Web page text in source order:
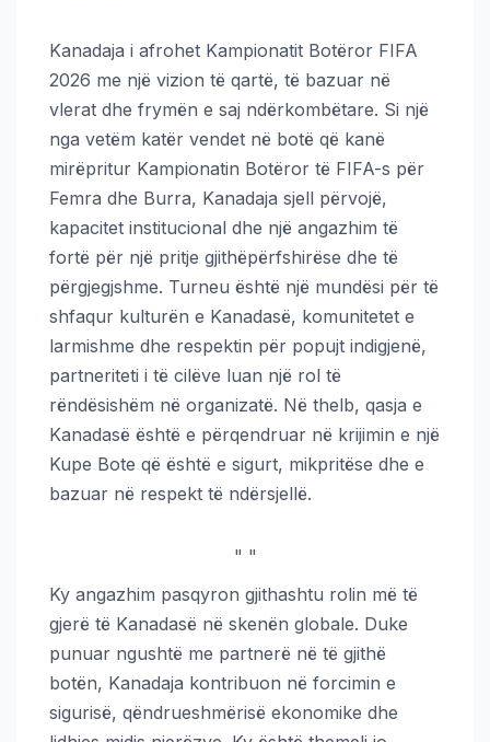
Kanadaja i afrohet Kampionatit Botëror FIFA
2026 me një vizion të qartë, të bazuar në
vlerat dhe frymën e saj ndërkombëtare. Si një
nga vetëm katër vendet në botë që kanë
mirëpritur Kampionatin Botëror të FIFA-s për
Femra dhe Burra, Kanadaja sjell përvojë,
kapacitet institucional dhe një angazhim të
fortë për një pritje gjithëpërfshirëse dhe të
përgjegjshme. Turneu është një mundësi për të
shfaqur kulturën e Kanadasë, komunitetet e
larmishme dhe respektin për popujt indigjenë,
partneriteti i të cilëve luan një rol të
rëndësishëm në organizatë. Në thelb, qasja e
Kanadasë është e përqendruar në krijimin e një
Kupe Bote që është e sigurt, mikpritëse dhe e
bazuar në respekt të ndërsjellë.
" "
Ky angazhim pasqyron gjithashtu rolin më të
gjerë të Kanadasë në skenën globale. Duke
punuar ngushtë me partnerë në të gjithë
botën, Kanadaja kontribuon në forcimin e
sigurisë, qëndrueshmërisë ekonomike dhe